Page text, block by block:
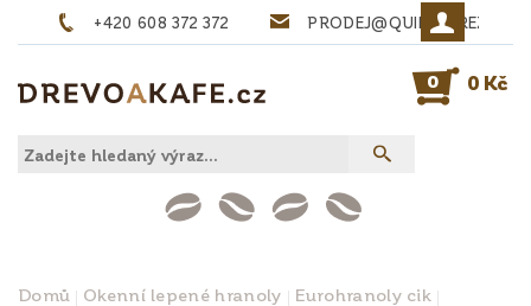
+420 608 372 372 PRODEJ@QUINTA-
0 0 Kč
Domů Okenní lepené hranoly
Eurohranoly cik